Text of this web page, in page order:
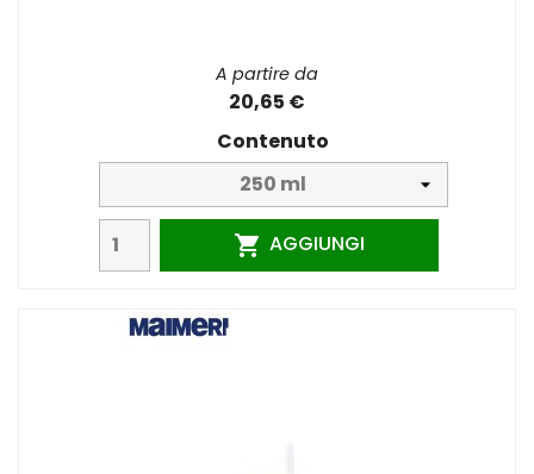
A partire da
20,65 €
Contenuto
 AGGIUNGI